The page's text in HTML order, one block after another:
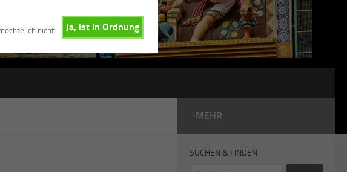
Ja, ist in Ordnung
ich nicht
MEHR
SUCHEN & FINDEN